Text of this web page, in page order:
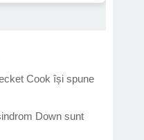
Cook își spune
Down sunt